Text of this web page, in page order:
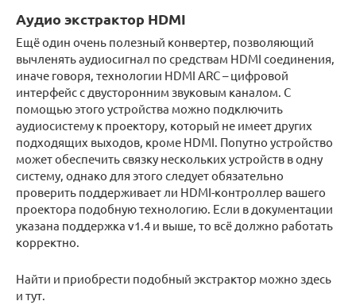
Аудио экстрактор HDMI
Ещё один очень полезный конвертер, позволяющий
вычленять аудиосигнал по средствам HDMI соединения,
иначе говоря, технологии HDMI ARC – цифровой
интерфейс с двусторонним звуковым каналом. С
помощью этого устройства можно подключить
аудиосистему к проектору, который не имеет других
подходящих выходов, кроме HDMI. Попутно устройство
может обеспечить связку нескольких устройств в одну
систему, однако для этого следует обязательно
проверить поддерживает ли HDMI-контроллер вашего
проектора подобную технологию. Если в документации
указана поддержка v1.4 и выше, то всё должно работать
корректно.
Найти и приобрести подобный экстрактор можно здесь
и тут.